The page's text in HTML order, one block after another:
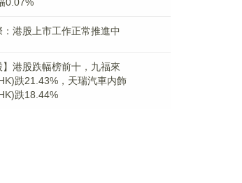
：港股上市工作正常推進中
】港股跌幅榜前十，九福來
跌21.43%，天瑞汽車内飾
跌18.44%